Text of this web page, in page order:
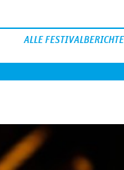
ALLE FESTIVALBERICHTE